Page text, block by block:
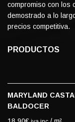
compromiso con los
demostrado a lo
precios competitiva.
PRODUCTOS
MARYLAND
BALDOCER